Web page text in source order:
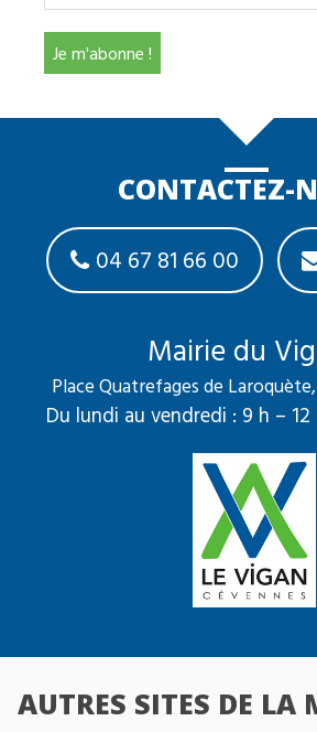
CONTACTEZ-
04 67 81 66 00
Mairie du
Place Quatrefages de
Du lundi au vendredi : 9 h – 12
AUTRES SITES DE LA